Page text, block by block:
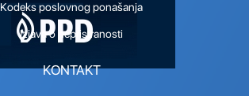
Kodeks poslovnog ponašanja
Izjava o nepristranosti
KONTAKT